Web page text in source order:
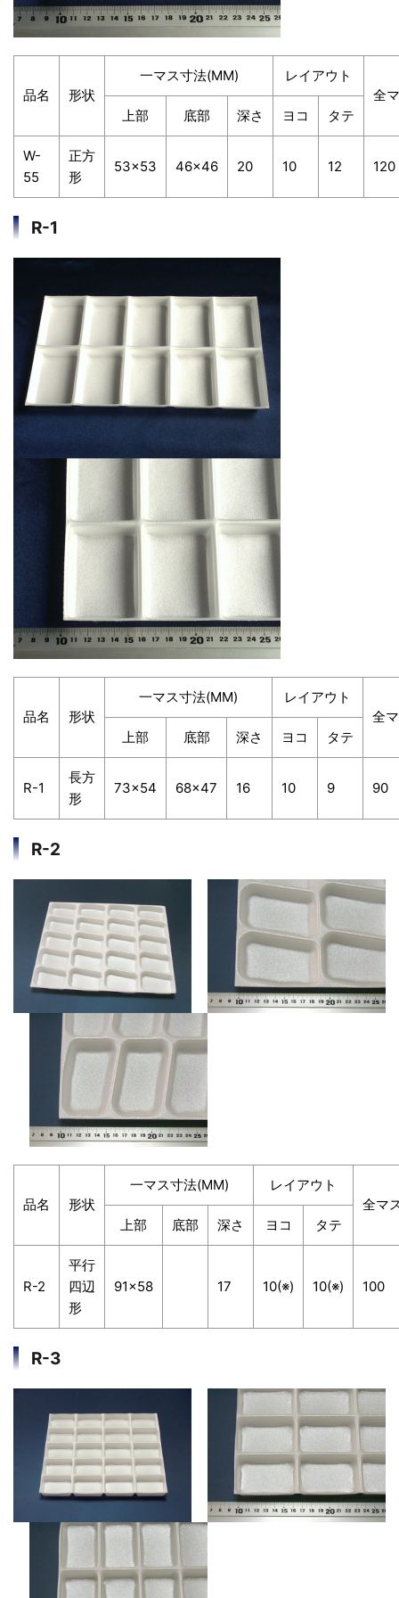
品名 形状
一マス寸法(MM)
レイアウト
全
上部
底部 深さ ヨコ タテ
W-
55
正方
形
53×53 46×46 20 10 12 120
R-1
品名 形状
一マス寸法(MM)
レイアウト
全
上部
底部 深さ ヨコ タテ
R-1
長方
形
73×54 68×47 16 10 9 90
R-2
品名 形状
一マス寸法(MM)
レイアウト
全マ
上部
底部 深さ ヨコ タテ
R-2
平行
四辺
形
91×58 17 10(※) 10(※) 100
R-3